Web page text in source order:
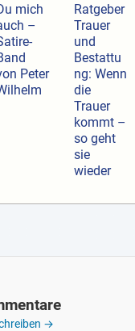
mich
–
Peter
Ratgeber
Trauer
und
Bestattu
ng: Wenn
die
Trauer
kommt –
so geht
sie
wieder
→